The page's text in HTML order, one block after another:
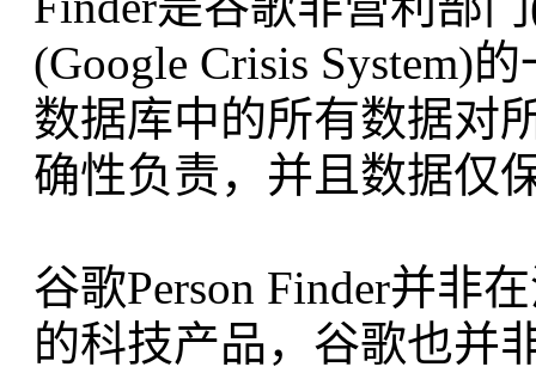
(Google Crisis System)
数据库中的所有数据对
确性负责，并且数据仅
谷歌Person Finder并非
的科技产品，谷歌也并